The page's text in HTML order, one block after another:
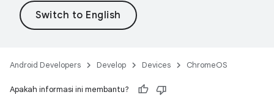
Android Developers Develop Devices ChromeOS
Apakah informasi ini membantu?